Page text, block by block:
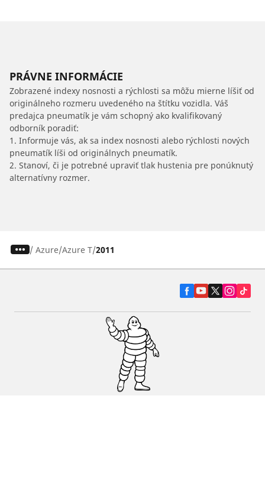
PRÁVNE INFORMÁCIE
Zobrazené indexy nosnosti a rýchlosti sa môžu mierne líšiť od
originálneho rozmeru uvedeného na štítku vozidla. Váš
predajca pneumatík je vám schopný ako kvalifikovaný
odborník poradiť:
1. Informuje vás, ak sa index nosnosti alebo rýchlosti nových
pneumatík líši od originálnych pneumatík.
2. Stanoví, či je potrebné upraviť tlak hustenia pre ponúknutý
alternatívny rozmer.
/ Azure Azure T 2011